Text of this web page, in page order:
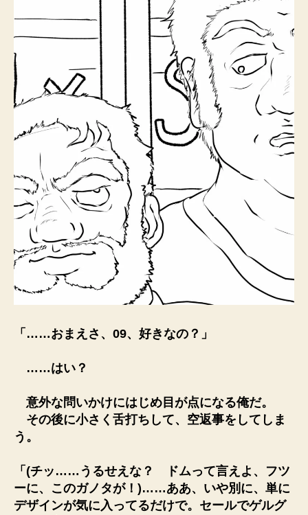
「……おまえさ、09、好きなの？」
……はい？
意外な問いかけにはじめ目が点になる俺だ。
その後に小さく舌打ちして、空返事をしてしま
う。
「(チッ……うるせえな？ ドムって言えよ、フツ
ーに、このガノタが！)……ああ、いや別に、単に
デザインが気に入ってるだけで。セールでゲルグ